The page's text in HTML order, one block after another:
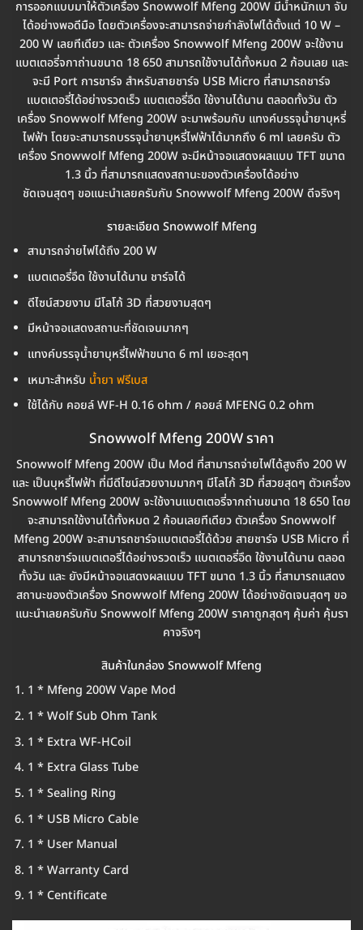
การออกแบบมาให้ตัวเครื่อง Snowwolf Mfeng 200W มีน้ำหนักเบา จับ
ได้อย่างพอดีมือ โดยตัวเครื่องจะสามารถจ่ายกำลังไฟได้ตั้งแต่ 10 W –
200 W เลยทีเดียว และ ตัวเครื่อง Snowwolf Mfeng 200W จะใช้งาน
แบตเตอรี่จกาถ่านขนาด 18 650 สามารถใช้งานได้ทั้งหมด 2 ก้อนเลย และ
จะมี Port การชาร์จ สำหรับสายชาร์จ USB Micro ที่สามารถชาร์จ
แบตเตอรี่ได้อย่างรวดเร็ว แบตเตอรี่อึด ใช้งานได้นาน ตลอดทั้งวัน ตัว
เครื่อง Snowwolf Mfeng 200W จะมาพร้อมกับ แทงค์บรรจุน้ำยาบุหรี่
ไฟฟ้า โดยจะสามารถบรรจุน้ำยาบุหรี่ไฟฟ้าได้มากถึง 6 ml เลยครับ ตัว
เครื่อง Snowwolf Mfeng 200W จะมีหน้าจอแสดงผลแบบ TFT ขนาด
1.3 นิ้ว ที่สามารถแสดงสถานะของตัวเครื่องได้อย่าง
ชัดเจนสุดๆ ขอแนะนำเลยครับกับ Snowwolf Mfeng 200W ดีจริงๆ
รายละเอียด Snowwolf Mfeng
สามารถจ่ายไฟได้ถึง 200 W
แบตเตอรี่อึด ใช้งานได้นาน ชาร์จได้
ดีไซน์สวยงาม มีโลโก้ 3D ที่สวยงามสุดๆ
มีหน้าจอแสดงสถานะที่ชัดเจนมากๆ
แทงค์บรรจุน้ำยาบุหรี่ไฟฟ้าขนาด 6 ml เยอะสุดๆ
เหมาะสำหรับ น้ำยา ฟรีเบส
ใช้ได้กับ คอยล์ WF-H 0.16 ohm / คอยล์ MFENG 0.2 ohm
Snowwolf Mfeng 200W ราคา
Snowwolf Mfeng 200W เป็น Mod ที่สามารถจ่ายไฟได้สูงถึง 200 W
และ เป็นบุหรี่ไฟฟ้า ที่มีดีไซน์สวยงามมากๆ มีโลโก้ 3D ที่สวยสุดๆ ตัวเครื่อง
Snowwolf Mfeng 200W จะใช้งานแบตเตอรี่จากถ่านขนาด 18 650 โดย
จะสามารถใช้งานได้ทั้งหมด 2 ก้อนเลยทีเดียว ตัวเครื่อง Snowwolf
Mfeng 200W จะสามารถชาร์จแบตเตอรี่ได้ด้วย สายชาร์จ USB Micro ที่
สามารถชาร์จแบตเตอรี่ได้อย่างรวดเร็ว แบตเตอรี่อึด ใช้งานได้นาน ตลอด
ทั้งวัน และ ยังมีหน้าจอแสดงผลแบบ TFT ขนาด 1.3 นิ้ว ที่สามารถแสดง
สถานะของตัวเครื่อง Snowwolf Mfeng 200W ได้อย่างชัดเจนสุดๆ ขอ
แนะนำเลยครับกับ Snowwolf Mfeng 200W ราคาถูกสุดๆ คุ้มค่า คุ้มรา
คาจริงๆ
สินค้าในกล่อง Snowwolf Mfeng
1 * Mfeng 200W Vape Mod
1 * Wolf Sub Ohm Tank
1 * Extra WF-HCoil
1 * Extra Glass Tube
1 * Sealing Ring
1 * USB Micro Cable
1 * User Manual
1 * Warranty Card
1 * Centificate